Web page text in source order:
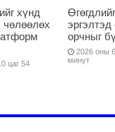
хүнд
чөлөөлөх
цаг 54
орчныг
2026 оны
минут